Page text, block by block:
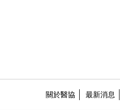
關於醫協 最新消息